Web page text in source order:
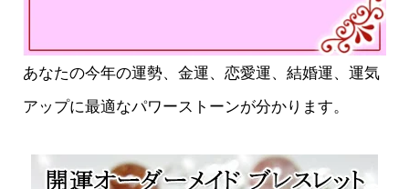
あなたの今年の運勢、金運、恋愛運、結婚運、運気
アップに最適なパワーストーンが分かります。